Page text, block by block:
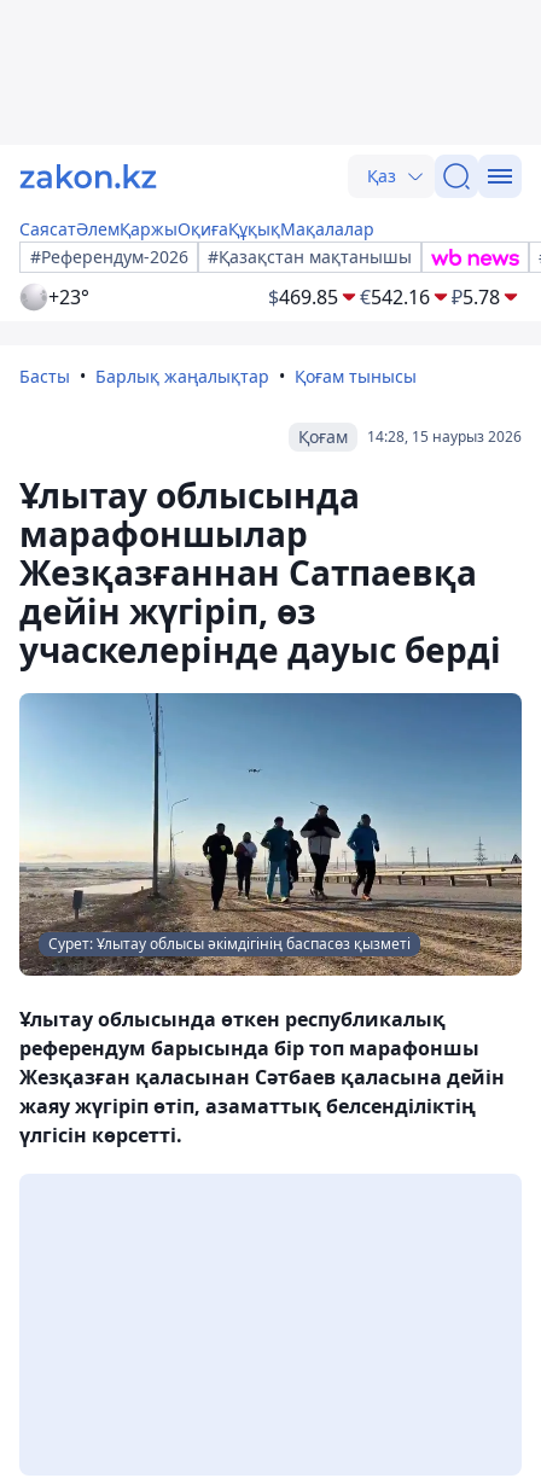
Қаз
СаясатӘлемҚаржыОқиғаҚұқықМақалалар
#Референдум-2026
#Қазақстан мақтанышы
+23° $469.85 €542.16 ₽5.78
Басты Барлық жаңалықтар Қоғам тынысы
14:28, 15 наурыз 2026
Қоғам
Ұлытау облысында
марафоншылар
Жезқазғаннан Сатпаевқа
дейін жүгіріп, өз
учаскелерінде дауыс берді
Сурет: Ұлытау облысы әкімдігінің баспасөз қызметі
Ұлытау облысында өткен республикалық
референдум барысында бір топ марафоншы
Жезқазған қаласынан Сәтбаев қаласына дейін
жаяу жүгіріп өтіп, азаматтық белсенділіктің
үлгісін көрсетті.